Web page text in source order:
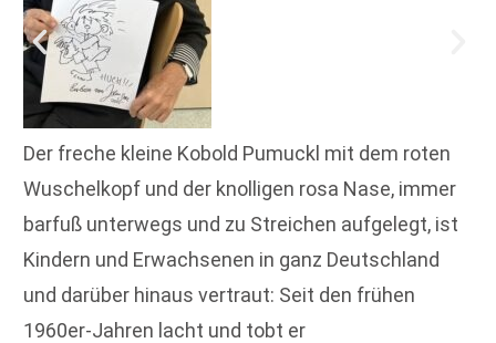
Der freche kleine Kobold Pumuckl mit dem roten
Wuschelkopf und der knolligen rosa Nase, immer
barfuß unterwegs und zu Streichen aufgelegt, ist
Kindern und Erwachsenen in ganz Deutschland
und darüber hinaus vertraut: Seit den frühen
1960er-Jahren lacht und tobt er